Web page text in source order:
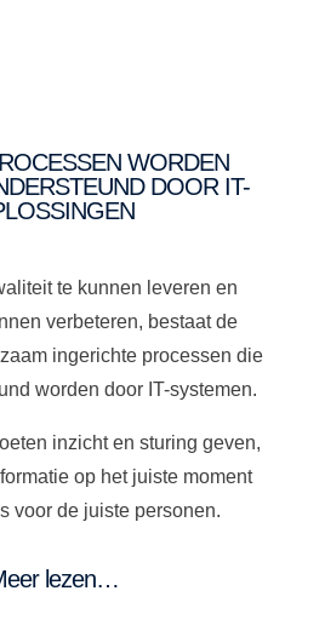
WORDEN
DOOR IT-
te kunnen leveren en
verbeteren, bestaat de
ingerichte processen die
worden door IT-systemen.
inzicht en sturing geven,
op het juiste moment
voor de juiste personen.
lezen…